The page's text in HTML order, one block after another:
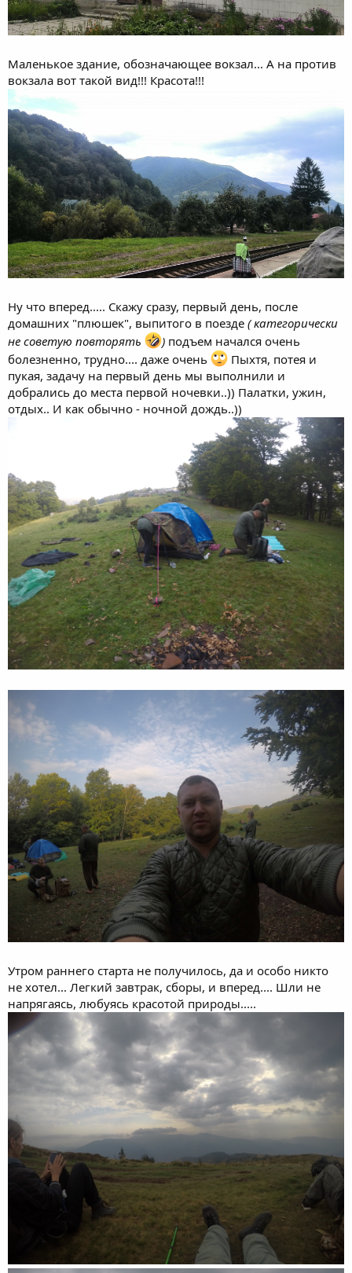
Маленькое здание, обозначающее вокзал... А на против
вокзала вот такой вид!!! Красота!!!
Ну что вперед..... Скажу сразу, первый день, после
домашних "плюшек", выпитого в поезде ( категорически
не советую повторять
) подъем начался очень
болезненно, трудно.... даже очень
Пыхтя, потея и
пукая, задачу на первый день мы выполнили и
добрались до места первой ночевки..)) Палатки, ужин,
отдых.. И как обычно - ночной дождь..))
Утром раннего старта не получилось, да и особо никто
не хотел... Легкий завтрак, сборы, и вперед.... Шли не
напрягаясь, любуясь красотой природы.....